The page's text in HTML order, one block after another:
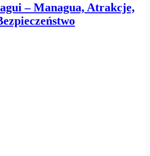
– Managua, Atrakcje,